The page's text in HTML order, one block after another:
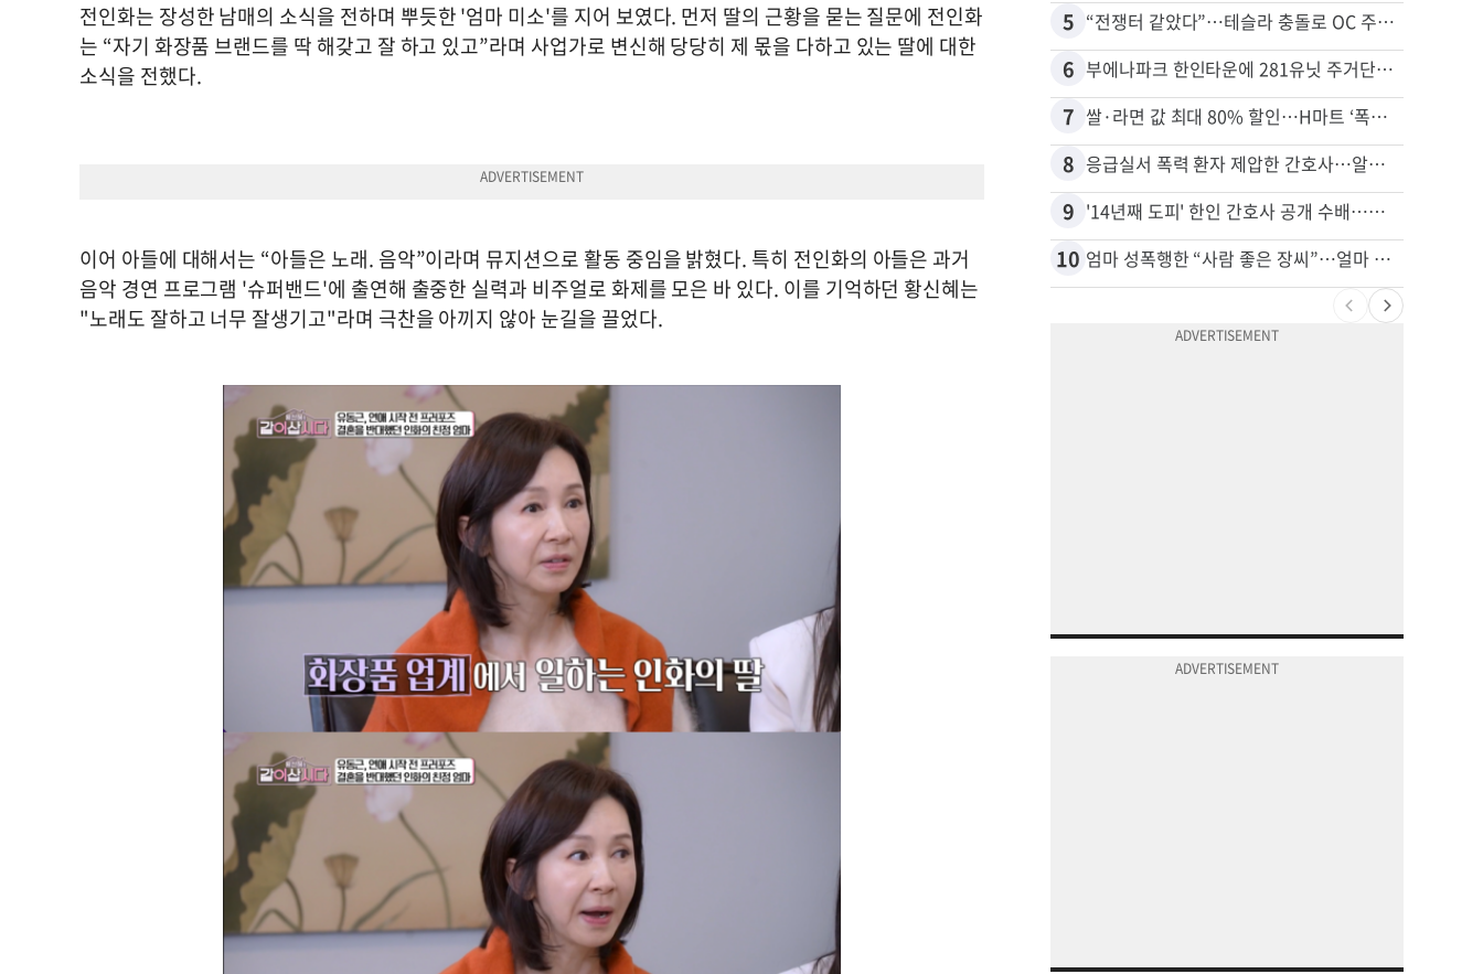
전인화는 장성한 남매의 소식을 전하며 뿌듯한 '엄마 미소'를 지어 보였다. 먼저 딸의 근황을 묻는 질문에 전인화
는 “자기 화장품 브랜드를 딱 해갖고 잘 하고 있고”라며 사업가로 변신해 당당히 제 몫을 다하고 있는 딸에 대한
소식을 전했다.
이어 아들에 대해서는 “아들은 노래. 음악”이라며 뮤지션으로 활동 중임을 밝혔다. 특히 전인화의 아들은 과거
음악 경연 프로그램 '슈퍼밴드'에 출연해 출중한 실력과 비주얼로 화제를 모은 바 있다. 이를 기억하던 황신혜는
"노래도 잘하고 너무 잘생기고"라며 극찬을 아끼지 않아 눈길을 끌었다.
5 “전쟁터 같았다”…테슬라 충돌로 OC 주택 4채 파손
6 부에나파크 한인타운에 281유닛 주거단지 들어선다
7 쌀·라면 값 최대 80% 할인…H마트 ‘폭탄 세일’
8 응급실서 폭력 환자 제압한 간호사…알고 보니
9 '14년째 도피' 한인 간호사 공개 수배…메디케어 사기 유죄
10 엄마 성폭행한 “사람 좋은 장씨”…얼마 뒤 딸 배도 불러왔다